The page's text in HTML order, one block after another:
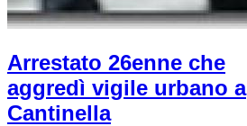
Arrestato 26enne che
aggredì vigile urbano a
Cantinella